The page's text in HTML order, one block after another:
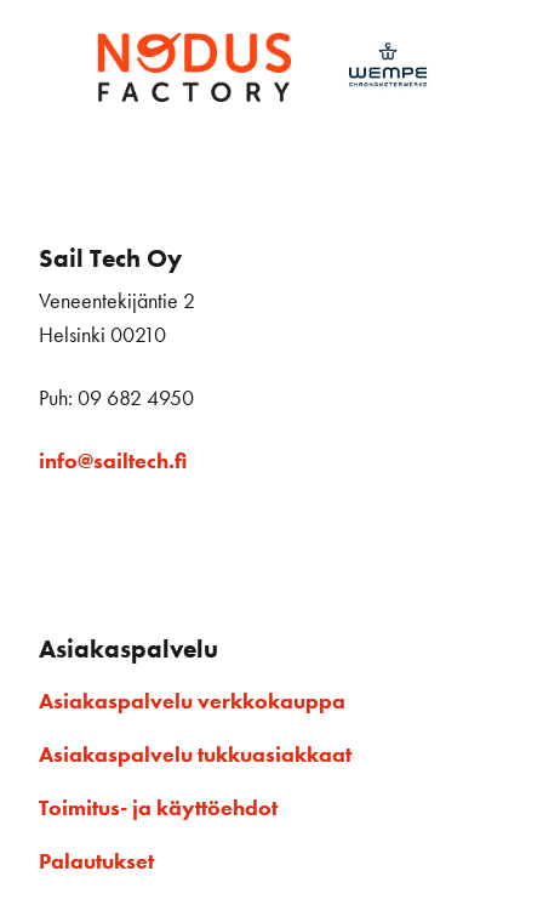
Sail Tech Oy
Veneentekijäntie 2
Helsinki 00210
Puh: 09 682 4950
info@sailtech.fi
Asiakaspalvelu
Asiakaspalvelu verkkokauppa
Asiakaspalvelu tukkuasiakkaat
Toimitus- ja käyttöehdot
Palautukset